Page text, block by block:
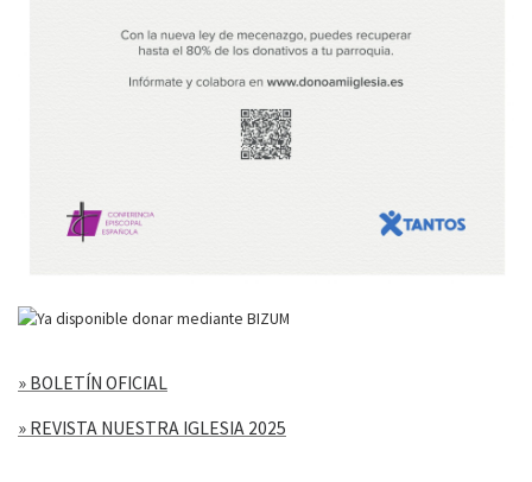
» BOLETÍN OFICIAL
» REVISTA NUESTRA IGLESIA 2025